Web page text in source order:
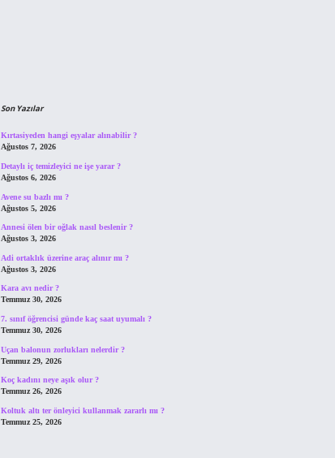
Son Yazılar
Kırtasiyeden hangi eşyalar alınabilir ?
Ağustos 7, 2026
Detaylı iç temizleyici ne işe yarar ?
Ağustos 6, 2026
Avene su bazlı mı ?
Ağustos 5, 2026
Annesi ölen bir oğlak nasıl beslenir ?
Ağustos 3, 2026
Adi ortaklık üzerine araç alınır mı ?
Ağustos 3, 2026
Kara avı nedir ?
Temmuz 30, 2026
7. sınıf öğrencisi günde kaç saat uyumalı ?
Temmuz 30, 2026
Uçan balonun zorlukları nelerdir ?
Temmuz 29, 2026
Koç kadını neye aşık olur ?
Temmuz 26, 2026
Koltuk altı ter önleyici kullanmak zararlı mı ?
Temmuz 25, 2026